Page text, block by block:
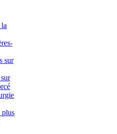
sur
plus